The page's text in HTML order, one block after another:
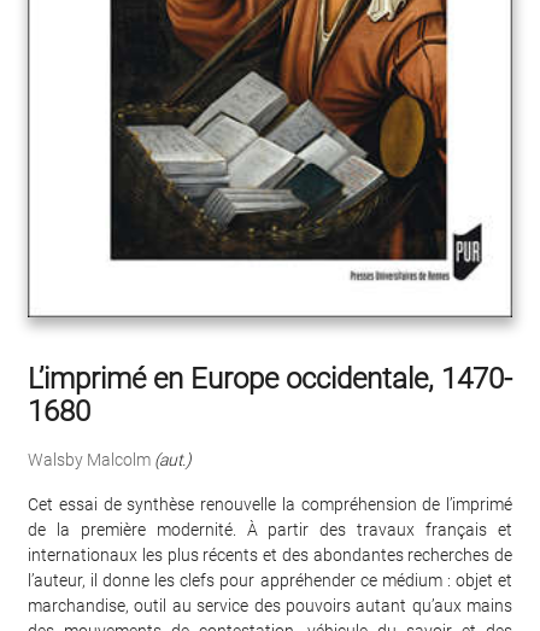
L’imprimé en Europe occidentale, 1470-
1680
Walsby Malcolm (aut.)
Cet essai de synthèse renouvelle la compréhension de l’imprimé
de la première modernité. À partir des travaux français et
internationaux les plus récents et des abondantes recherches de
l’auteur, il donne les clefs pour appréhender ce médium : objet et
marchandise, outil au service des pouvoirs autant qu’aux mains